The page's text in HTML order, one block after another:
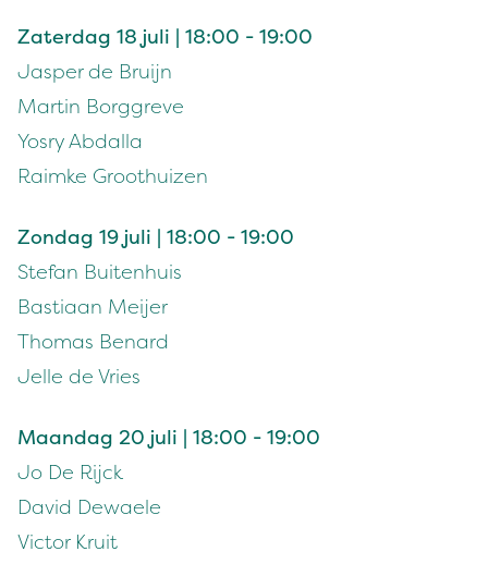
Zaterdag 18 juli | 18:00 - 19:00
Jasper de Bruijn
Martin Borggreve
Yosry Abdalla
Raimke Groothuizen
Zondag 19 juli | 18:00 - 19:00
Stefan Buitenhuis
Bastiaan Meijer
Thomas Benard
Jelle de Vries
Maandag 20 juli | 18:00 - 19:00
Jo De Rijck
David Dewaele
Victor Kruit